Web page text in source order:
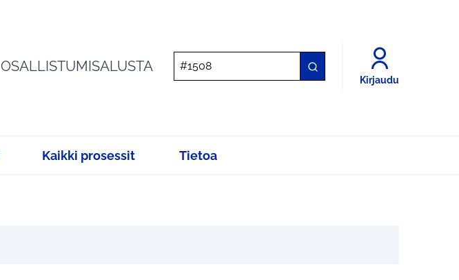
OSALLISTUMISALUSTA
Kirjaudu
Kaikki prosessit Tietoa